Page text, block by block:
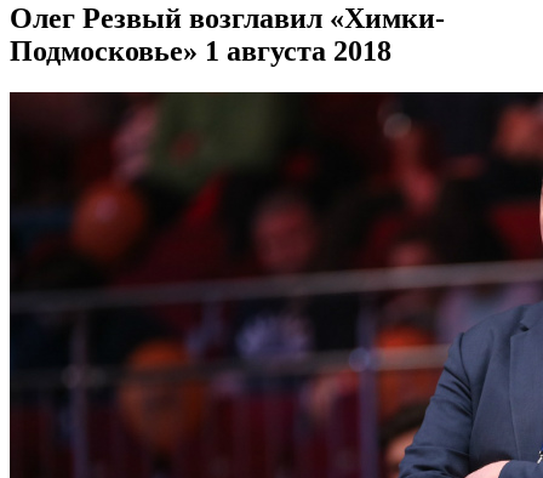
Олег Резвый возглавил «Химки-
Подмосковье» 1 августа 2018